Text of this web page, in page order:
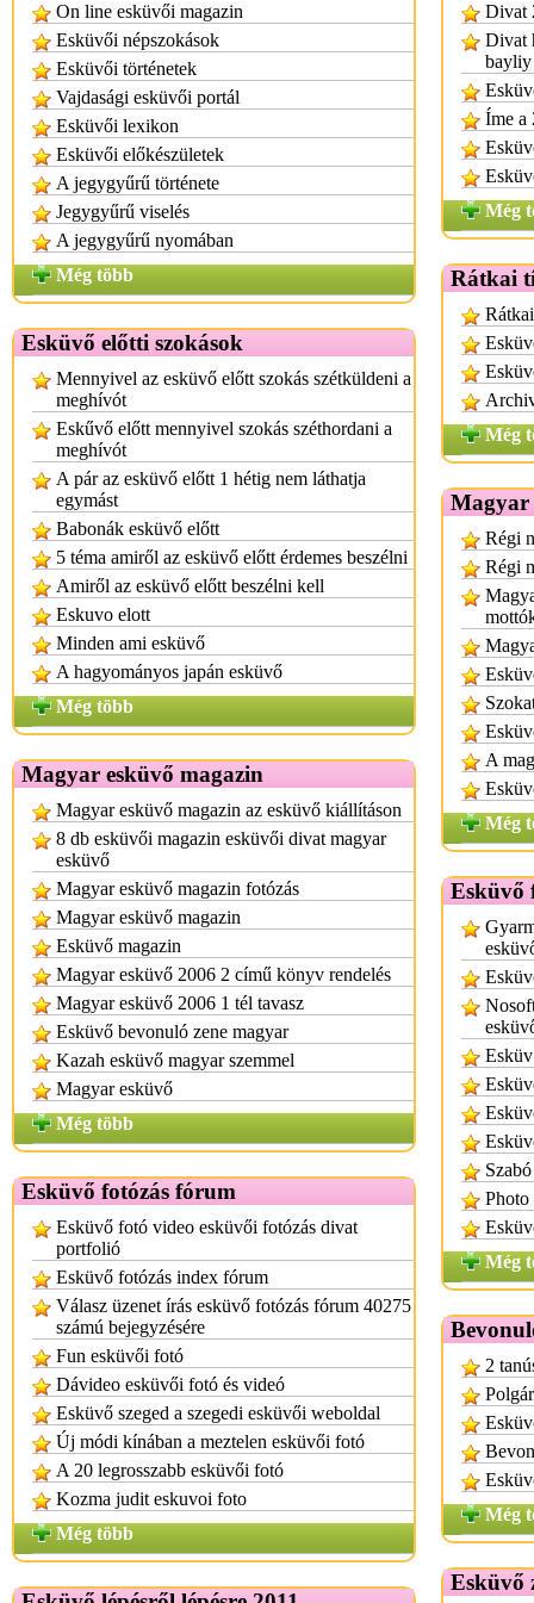
On line esküvői magazin
Esküvői népszokások
Esküvői történetek
Vajdasági esküvői portál
Esküvői lexikon
Esküvői előkészületek
A jegygyűrű története
Jegygyűrű viselés
A jegygyűrű nyomában
Még több
Esküvő előtti szokások
Mennyivel az esküvő előtt szokás szétküldeni a
meghívót
Eskűvő előtt mennyivel szokás széthordani a
meghívót
A pár az esküvő előtt 1 hétig nem láthatja
egymást
Babonák esküvő előtt
5 téma amiről az esküvő előtt érdemes beszélni
Amiről az esküvő előtt beszélni kell
Eskuvo elott
Minden ami esküvő
A hagyományos japán esküvő
Még több
Magyar esküvő magazin
Magyar esküvő magazin az esküvő kiállításon
8 db esküvői magazin esküvői divat magyar
esküvő
Magyar esküvő magazin fotózás
Magyar esküvő magazin
Esküvő magazin
Magyar esküvő 2006 2 című könyv rendelés
Magyar esküvő 2006 1 tél tavasz
Esküvő bevonuló zene magyar
Kazah esküvő magyar szemmel
Magyar esküvő
Még több
Esküvő fotózás fórum
Esküvő fotó video esküvői fotózás divat
portfolió
Esküvő fotózás index fórum
Válasz üzenet írás esküvő fotózás fórum 40275
számú bejegyzésére
Fun esküvői fotó
Dávideo esküvői fotó és videó
Esküvő szeged a szegedi esküvői weboldal
Új módi kínában a meztelen esküvői fotó
A 20 legrosszabb esküvői fotó
Kozma judit eskuvoi foto
Még több
Divat
Divat
bayliy
Íme a
Még
Rátkai
Még
Magyar
Régi
Régi
A
Még
Esküvő
Még
2
Még
Esküvő